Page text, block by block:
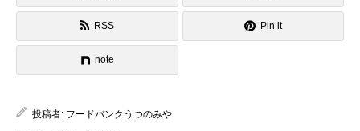
RSS Pin it
note
投稿者: フードバンクうつのみや